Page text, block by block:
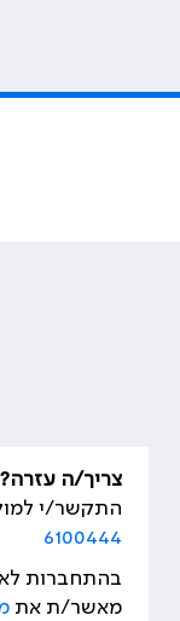
צריך/ה עזרה?
התקשר/י
6100444
בהתחברות
מאשר/ת את